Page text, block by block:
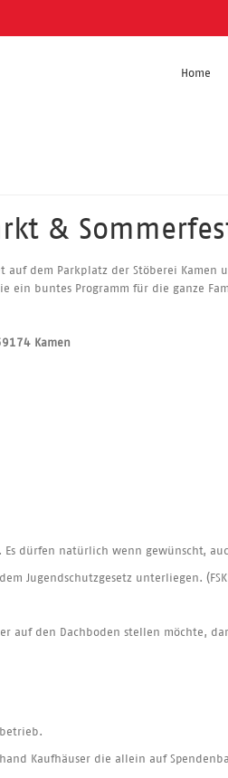
Home
&
dem Parkplatz der Stöberei Kamen
ein buntes Programm für die ganze
Kamen
Es dürfen natürlich wenn gewünscht,
Jugendschutzgesetz unterliegen.
auf den Dachboden stellen möchte,
Kaufhäuser die allein auf